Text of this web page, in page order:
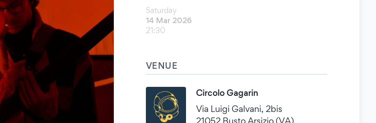
Saturday
14 Mar 2026
21:30
VENUE
Circolo Gagarin
Via Luigi Galvani, 2bis
21052 Busto Arsizio (VA)